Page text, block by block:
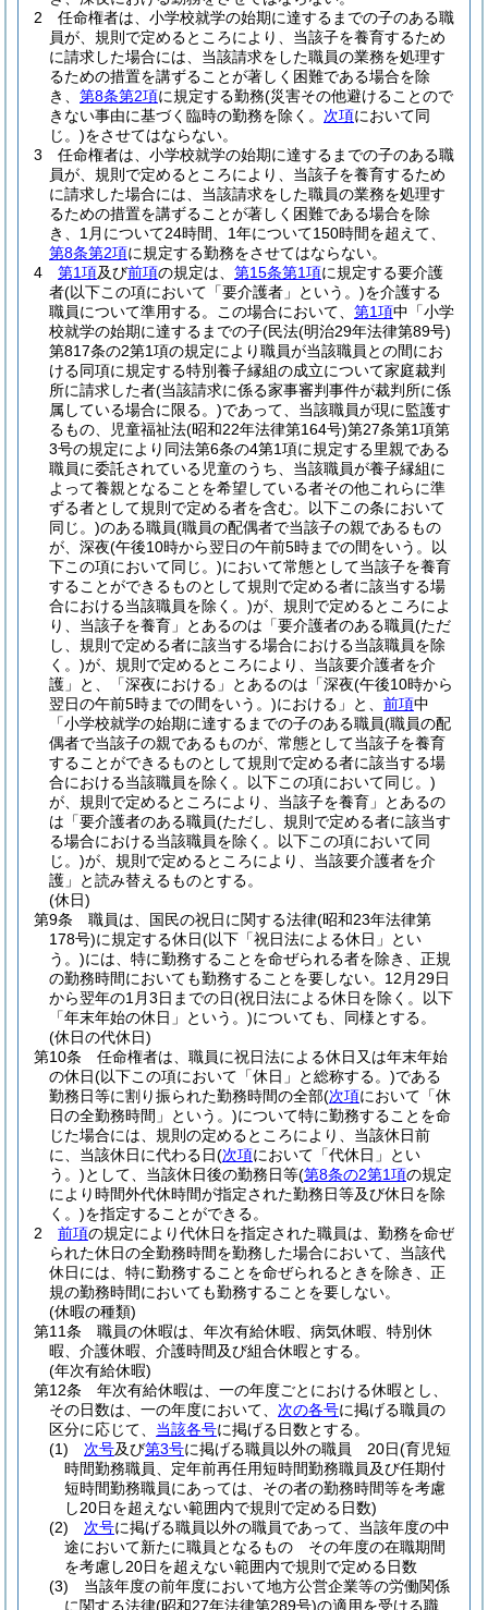
2
任命権者は、小学校就学の始期に達するまでの子のある職
員が、規則で定めるところにより、当該子を養育するため
に請求した場合には、当該請求をした職員の業務を処理す
るための措置を講ずることが著しく困難である場合を除
き、 第8条第2項に規定する勤務(災害その他避けることので
きない事由に基づく臨時の勤務を除く。 次項において同
じ。)をさせてはならない。
3
任命権者は、小学校就学の始期に達するまでの子のある職
員が、規則で定めるところにより、当該子を養育するため
に請求した場合には、当該請求をした職員の業務を処理す
るための措置を講ずることが著しく困難である場合を除
き、1月について24時間、1年について150時間を超えて、
第8条第2項に規定する勤務をさせてはならない。
4
第1項及び前項の規定は、 第15条第1項に規定する要介護
者(以下この項において「要介護者」という。)を介護する
職員について準用する。
この場合において、 第1項中「小学
校就学の始期に達するまでの子(民法(明治29年法律第89号)
第817条の2第1項の規定により職員が当該職員との間にお
ける同項に規定する特別養子縁組の成立について家庭裁判
所に請求した者(当該請求に係る家事審判事件が裁判所に係
属している場合に限る。)であって、当該職員が現に監護す
るもの、児童福祉法(昭和22年法律第164号)第27条第1項第
3号の規定により同法第6条の4第1項に規定する里親である
職員に委託されている児童のうち、当該職員が養子縁組に
よって養親となることを希望している者その他これらに準
ずる者として規則で定める者を含む。以下この条において
同じ。)のある職員(職員の配偶者で当該子の親であるもの
が、深夜(午後10時から翌日の午前5時までの間をいう。以
下この項において同じ。)において常態として当該子を養育
することができるものとして規則で定める者に該当する場
合における当該職員を除く。)が、規則で定めるところによ
り、当該子を養育」とあるのは「要介護者のある職員(ただ
し、規則で定める者に該当する場合における当該職員を除
く。)が、規則で定めるところにより、当該要介護者を介
護」と、「深夜における」とあるのは「深夜(午後10時から
翌日の午前5時までの間をいう。)における」と、 前項中
「小学校就学の始期に達するまでの子のある職員(職員の配
偶者で当該子の親であるものが、常態として当該子を養育
することができるものとして規則で定める者に該当する場
合における当該職員を除く。以下この項において同じ。)
が、規則で定めるところにより、当該子を養育」とあるの
は「要介護者のある職員(ただし、規則で定める者に該当す
る場合における当該職員を除く。以下この項において同
じ。)が、規則で定めるところにより、当該要介護者を介
護」と読み替えるものとする。
(休日)
第9条
職員は、国民の祝日に関する法律(昭和23年法律第
178号)に規定する休日(以下「祝日法による休日」とい
う。)には、特に勤務することを命ぜられる者を除き、正規
の勤務時間においても勤務することを要しない。 12月29日
から翌年の1月3日までの日(祝日法による休日を除く。以下
「年末年始の休日」という。)についても、同様とする。
(休日の代休日)
第10条
任命権者は、職員に祝日法による休日又は年末年始
の休日(以下この項において「休日」と総称する。)である
勤務日等に割り振られた勤務時間の全部(次項において「休
日の全勤務時間」という。)について特に勤務することを命
じた場合には、規則の定めるところにより、当該休日前
に、当該休日に代わる日(次項において「代休日」とい
う。)として、当該休日後の勤務日等(第8条の2第1項の規定
により時間外代休時間が指定された勤務日等及び休日を除
く。)を指定することができる。
2
前項の規定により代休日を指定された職員は、勤務を命ぜ
られた休日の全勤務時間を勤務した場合において、当該代
休日には、特に勤務することを命ぜられるときを除き、正
規の勤務時間においても勤務することを要しない。
(休暇の種類)
第11条
職員の休暇は、年次有給休暇、病気休暇、特別休
暇、介護休暇、介護時間及び組合休暇とする。
(年次有給休暇)
第12条
年次有給休暇は、一の年度ごとにおける休暇とし、
その日数は、一の年度において、 次の各号に掲げる職員の
区分に応じて、 当該各号に掲げる日数とする。
(1)
次号及び第3号に掲げる職員以外の職員 20日(育児短
時間勤務職員、定年前再任用短時間勤務職員及び任期付
短時間勤務職員にあっては、その者の勤務時間等を考慮
し20日を超えない範囲内で規則で定める日数)
(2)
次号に掲げる職員以外の職員であって、当該年度の中
途において新たに職員となるもの その年度の在職期間
を考慮し20日を超えない範囲内で規則で定める日数
(3)
当該年度の前年度において地方公営企業等の労働関係
に関する法律(昭和27年法律第289号)の適用を受ける職